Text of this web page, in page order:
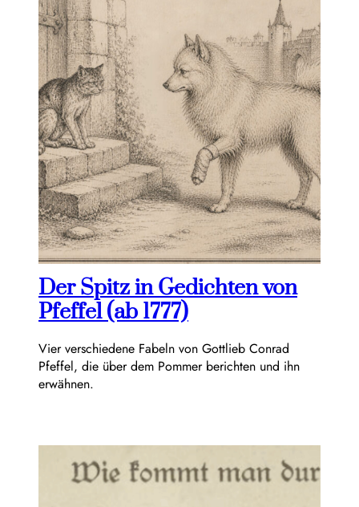
Der Spitz in Gedichten von
Pfeffel (ab 1777)
Vier verschiedene Fabeln von Gottlieb Conrad
Pfeffel, die über dem Pommer berichten und ihn
erwähnen.